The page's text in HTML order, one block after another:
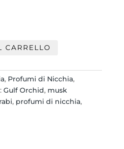
CARRELLO
, Profumi di Nicchia,
Gulf Orchid, musk
, profumi di nicchia,